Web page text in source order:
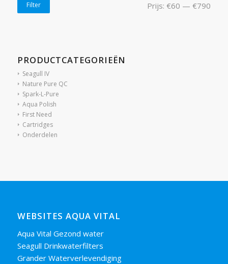
Filter Prijs:€60 —€790
PRODUCTCATEGORIEËN
Seagull IV
Nature Pure QC
Spark-L-Pure
Aqua Polish
First Need
Cartridges
Onderdelen
WEBSITES AQUA VITAL
Aqua Vital Gezond water
Seagull Drinkwaterfilters
Grander Waterverlevendiging